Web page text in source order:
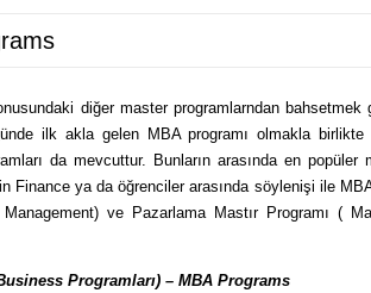
diğer master programlarndan bahsetmek
ilk akla gelen MBA programı olmakla
da mevcuttur. Bunların arasında en popüler
Finance ya da öğrenciler arasında söylenişi ile
ve Pazarlama Mastır Programı (
Programları) – MBA Programs